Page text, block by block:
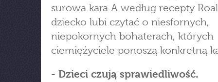
surowa kara A według recepty
dziecko lubi czytać o niesfornych,
niepokornych bohaterach, których
ciemiężyciele ponoszą konkretną
- Dzieci czują sprawiedliwość.